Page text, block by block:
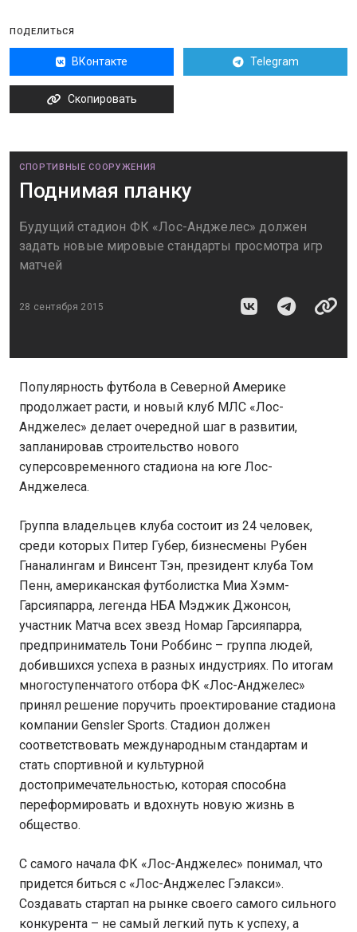
ПОДЕЛИТЬСЯ
ВКонтакте Telegram
Скопировать
СПОРТИВНЫЕ СООРУЖЕНИЯ
Поднимая планку
Будущий стадион ФК «Лос-Анджелес» должен
задать новые мировые стандарты просмотра игр
матчей
28 сентября 2015
Популярность футбола в Северной Америке
продолжает расти, и новый клуб МЛС «Лос-
Анджелес» делает очередной шаг в развитии,
запланировав строительство нового
суперсовременного стадиона на юге Лос-
Анджелеса.
Группа владельцев клуба состоит из 24 человек,
среди которых Питер Губер, бизнесмены Рубен
Гнаналингам и Винсент Тэн, президент клуба Том
Пенн, американская футболистка Миа Хэмм-
Гарсияпарра, легенда НБА Мэджик Джонсон,
участник Матча всех звезд Номар Гарсияпарра,
предприниматель Тони Роббинс – группа людей,
добившихся успеха в разных индустриях. По итогам
многоступенчатого отбора ФК «Лос-Анджелес»
принял решение поручить проектирование стадиона
компании Gensler Sports. Стадион должен
соответствовать международным стандартам и
стать спортивной и культурной
достопримечательностью, которая способна
переформировать и вдохнуть новую жизнь в
общество.
С самого начала ФК «Лос-Анджелес» понимал, что
придется биться с «Лос-Анджелес Гэлакси».
Создавать стартап на рынке своего самого сильного
конкурента – не самый легкий путь к успеху, а